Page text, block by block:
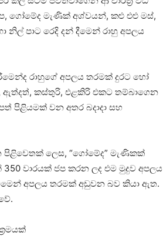
ගෝමේද මැණික්‌ අශ්වයන්, කළු එළු මස්‌,
පාට රෙදි දන් දීමෙන් රාහු අපලය
රාහුගේ අපලය තරමක්‌ දුරට හෝ
ඇත්දත්, කස්‌තුරි, එළකිරි එකට තම්බාගෙන
පිළියමක්‌ වන අතර බදාදා සහ
පිළිවෙතක්‌ ලෙස, “ගෝමේද” මැණිකක්‌
වාරයක්‌ ජප කරන ලද එම මුදුව අපලය
අපලය තරමක්‌ අඩුවන බව කියා ඇත.